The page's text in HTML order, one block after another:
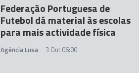
Federação Portuguesa de
Futebol dá material às escolas
para mais actividade física
Agência Lusa 3 Out 06:00